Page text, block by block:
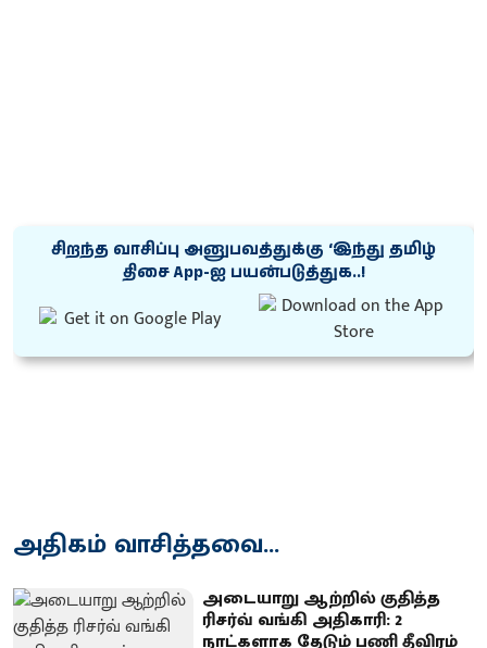
சிறந்த வாசிப்பு அனுபவத்துக்கு ‘இந்து தமிழ்
திசை App-ஐ பயன்படுத்துக..!
அதிகம் வாசித்தவை...
அடையாறு ஆற்றில் குதித்த
ரிசர்வ் வங்கி அதிகாரி: 2
நாட்களாக தேடும் பணி தீவிரம்